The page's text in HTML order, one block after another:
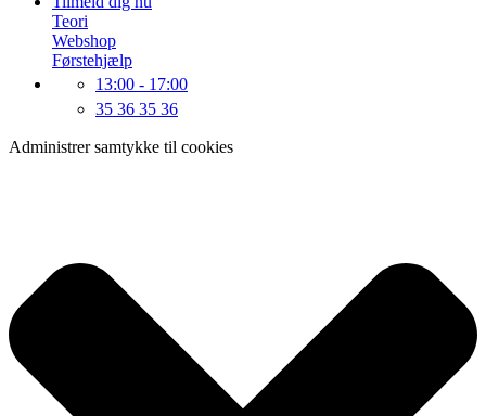
Teori
Webshop
Førstehjælp
13:00 - 17:00
35 36 35 36
Administrer samtykke til cookies